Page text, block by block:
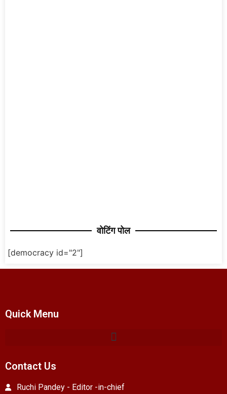
वोटिंग पोल
[democracy id="2"]
Quick Menu
Contact Us
Ruchi Pandey - Editor -in-chief